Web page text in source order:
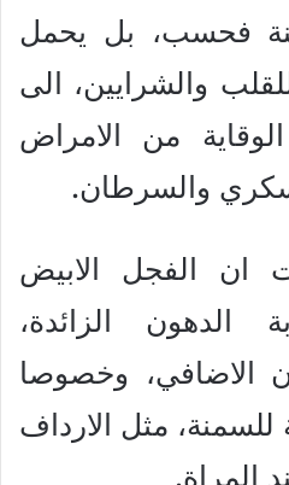
فحسب، بل يحمل
والشرايين، الى
من الامراض
والسرطان.
ان الفجل الابيض
الدهون الزائدة،
الاضافي، وخصوصا
للسمنة، مثل الارداف
المراة.